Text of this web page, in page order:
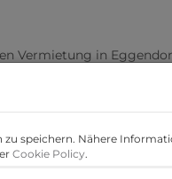
speichern. Nähere
Cookie Policy.